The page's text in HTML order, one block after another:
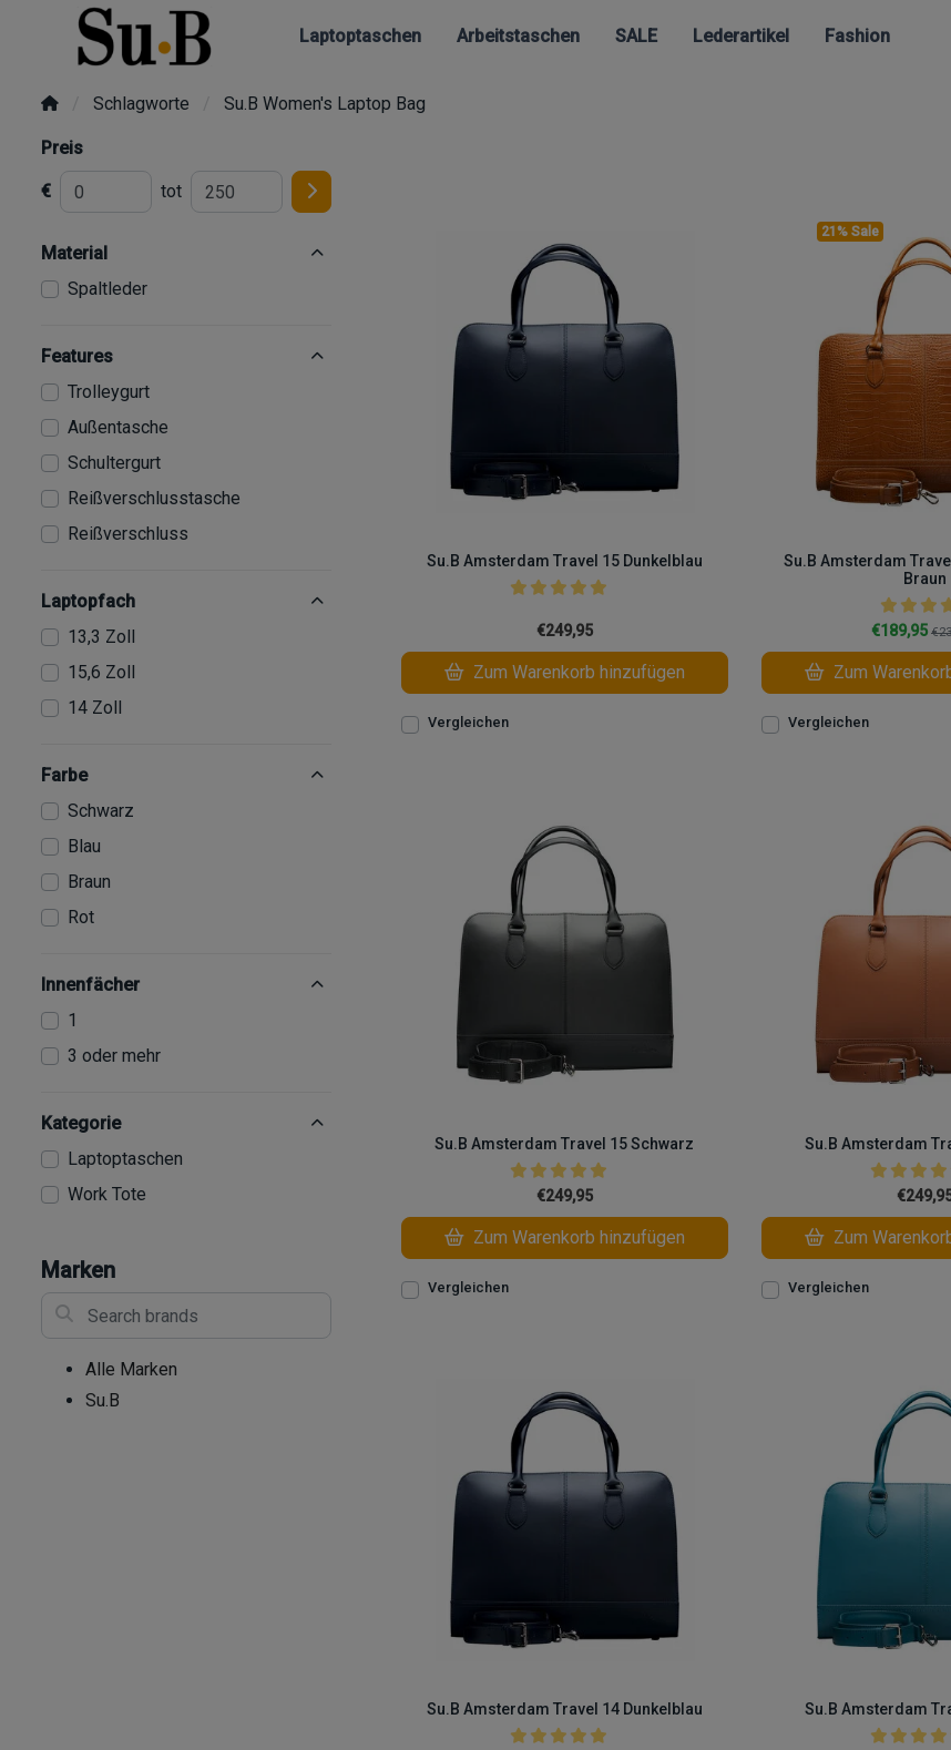
Laptoptaschen Arbeitstaschen SALE Lederartikel Fashion
Schlagworte Su.B Women's Laptop Bag
Preis
€ tot
Material
Spaltleder
Features
Trolleygurt
Außentasche
Schultergurt
Reißverschlusstasche
Reißverschluss
Laptopfach
13,3 Zoll
15,6 Zoll
14 Zoll
Farbe
Schwarz
Blau
Braun
Rot
Innenfächer
1
3 oder mehr
Kategorie
Laptoptaschen
Work Tote
Marken
Search brands
Alle Marken
Su.B
Su.B Amsterdam Travel 15 Dunkelblau
€249,95
Zum Warenkorb hinzufügen
Vergleichen
21% Sale
Su.B Amsterdam
Braun
€189,95
Zum
Vergleichen
Su.B Amsterdam Travel 15 Schwarz
€249,95
Zum Warenkorb hinzufügen
Vergleichen
Su.B Amsterdam
Zum
Vergleichen
Su.B Amsterdam Travel 14 Dunkelblau Su.B Amsterdam